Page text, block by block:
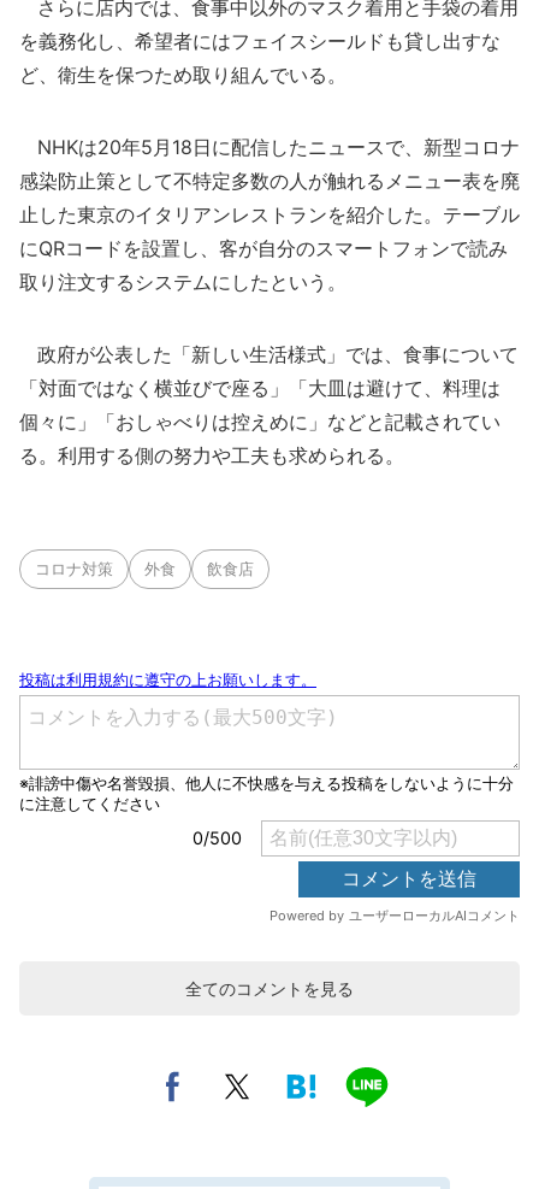
さらに店内では、食事中以外のマスク着用と手袋の着用
を義務化し、希望者にはフェイスシールドも貸し出すな
ど、衛生を保つため取り組んでいる。
NHKは20年5月18日に配信したニュースで、新型コロナ
感染防止策として不特定多数の人が触れるメニュー表を廃
止した東京のイタリアンレストランを紹介した。テーブル
にQRコードを設置し、客が自分のスマートフォンで読み
取り注文するシステムにしたという。
政府が公表した「新しい生活様式」では、食事について
「対面ではなく横並びで座る」「大皿は避けて、料理は
個々に」「おしゃべりは控えめに」などと記載されてい
る。利用する側の努力や工夫も求められる。
コロナ対策 外食 飲食店
全てのコメントを見る